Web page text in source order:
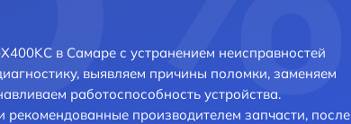
в Самаре с устранением неисправностей
выявляем причины поломки, заменяем
работоспособность устройства.
производителем запчасти, после